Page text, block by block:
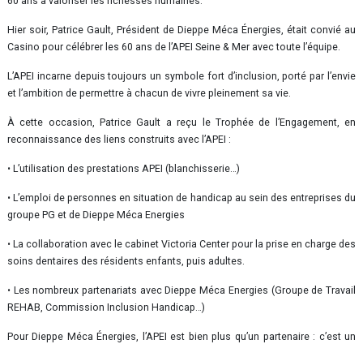
Hier soir, Patrice Gault, Président de Dieppe Méca Énergies, était convié au
Casino pour célébrer les 60 ans de l’APEI Seine & Mer avec toute l’équipe.
L’APEI incarne depuis toujours un symbole fort d’inclusion, porté par l’envie
et l’ambition de permettre à chacun de vivre pleinement sa vie.
À cette occasion, Patrice Gault a reçu le Trophée de l’Engagement, en
reconnaissance des liens construits avec l’APEI :
• L’utilisation des prestations APEI (blanchisserie…)
• L’emploi de personnes en situation de handicap au sein des entreprises du
groupe PG et de Dieppe Méca Energies
• La collaboration avec le cabinet Victoria Center pour la prise en charge des
soins dentaires des résidents enfants, puis adultes.
• Les nombreux partenariats avec Dieppe Méca Energies (Groupe de Travail
REHAB, Commission Inclusion Handicap…)
Pour Dieppe Méca Énergies, l’APEI est bien plus qu’un partenaire : c’est un